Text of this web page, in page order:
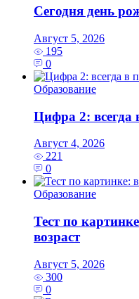
Сегодня день
Август 5, 2026
195
0
Образование
Цифра 2: всегда
Август 4, 2026
221
0
Образование
Тест по
возраст
Август 5, 2026
300
0